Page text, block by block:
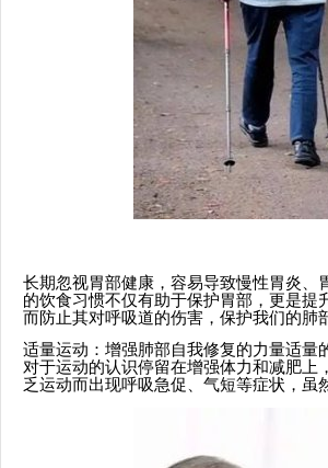
长期忽视胃部健康，容易导致慢性胃炎、
的饮食习惯不仅有助于保护胃部，更是提
而防止其对呼吸道的伤害，保护我们的肺
适量运动：增强肺部自我修复的力量适量
对于运动的认识停留在增强体力和减肥
乏运动而出现呼吸急促、气短等症状，虽